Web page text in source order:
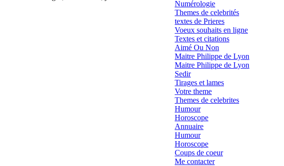
Numérologie
Themes de celebrités
textes de Prieres
Voeux souhaits en ligne
Textes et citations
Aimé Ou Non
Maitre Philippe de Lyon
Maitre Philippe de Lyon
Sedir
Tirages et lames
Votre theme
Themes de celebrites
Humour
Horoscope
Annuaire
Humour
Horoscope
Coups de coeur
Me contacter